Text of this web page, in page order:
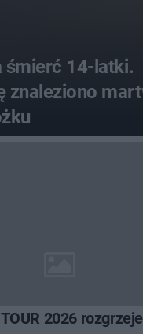
śmierć 14-latki.
znaleziono
2026 rozgrzeje